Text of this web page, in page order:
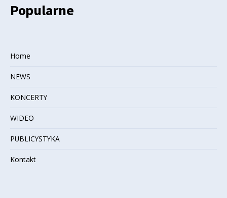
Popularne
Home
NEWS
KONCERTY
WIDEO
PUBLICYSTYKA
Kontakt